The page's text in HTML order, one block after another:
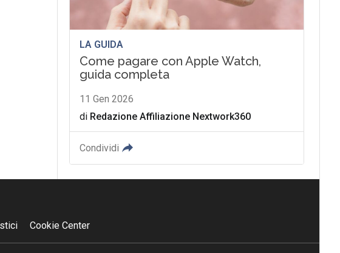
LA GUIDA
Come pagare con Apple Watch,
guida completa
11 Gen 2026
di Redazione Affiliazione Nextwork360
Condividi
Cookie Center